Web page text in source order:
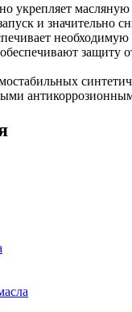
укрепляет
и значительно
защиту